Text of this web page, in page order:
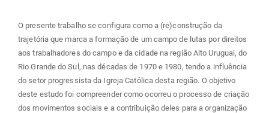
O presente trabalho se configura como a (re)construção da
trajetória que marca a formação de um campo de lutas por direitos
aos trabalhadores do campo e da cidade na região Alto Uruguai, do
Rio Grande do Sul, nas décadas de 1970 e 1980, tendo a influência
do setor progressista da Igreja Católica desta região. O objetivo
deste estudo foi compreender como ocorreu o processo de criação
dos movimentos sociais e a contribuição deles para a organização